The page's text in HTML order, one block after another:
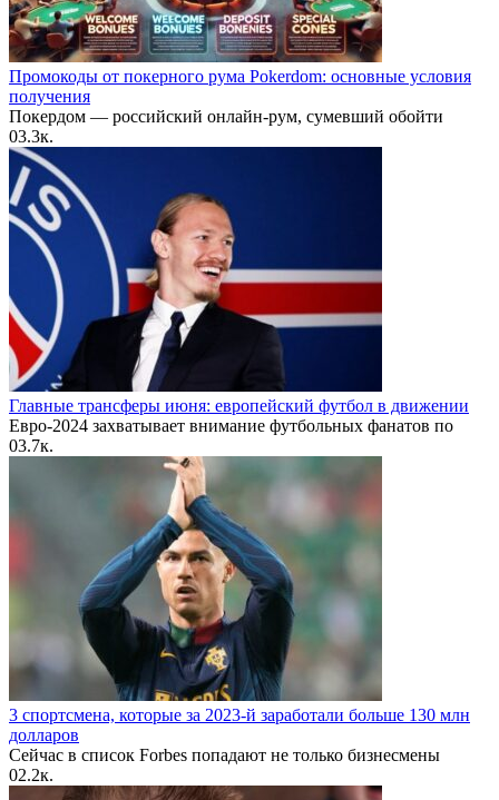
Промокоды от покерного рума Pokerdom: основные условия
получения
Покердом — российский онлайн-рум, сумевший обойти
03.3к.
Главные трансферы июня: европейский футбол в движении
Евро-2024 захватывает внимание футбольных фанатов по
03.7к.
3 спортсмена, которые за 2023-й заработали больше 130 млн
долларов
Сейчас в список Forbes попадают не только бизнесмены
02.2к.